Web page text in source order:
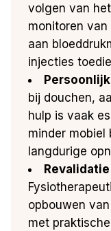
volgen van
monitoren
aan
injecties
bij douchen,
hulp is vaak
minder mobiel
langdurige
opbouwen
met